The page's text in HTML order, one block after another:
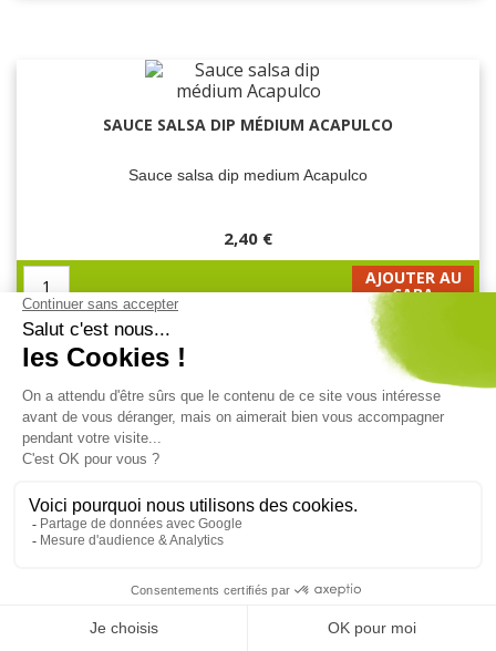
SAUCE SALSA DIP MÉDIUM ACAPULCO
Sauce salsa dip medium Acapulco
2,40 €
AJOUTER AU
CABA
TARTINADE AUBERGINE CURRY BIO 100 G MAMIE BIO
Tartinade aubergine curry bio 100 g Mamie Bio
2,95 €
AJOUTER AU
CABA